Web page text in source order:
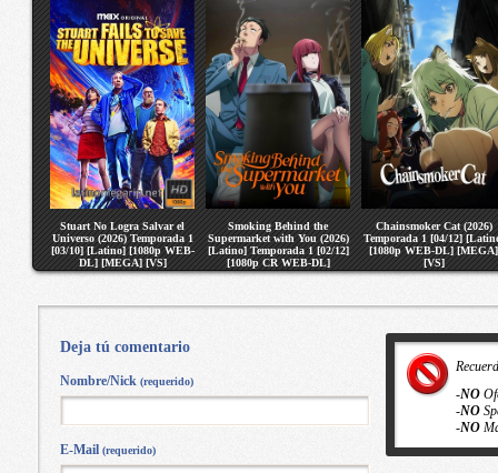
Stuart No Logra Salvar el
Universo (2026) Temporada 1
[03/10] [Latino] [1080p WEB-
DL] [MEGA] [VS]
Smoking Behind the
Supermarket with You (2026)
[Latino] Temporada 1 [02/12]
[1080p CR WEB-DL]
[MEGA] [VS]
Chainsmoker Cat (2026)
Temporada 1 [04/12]
[1080p WEB-DL] [MEGA]
[VS]
-NO
-NO
-NO
Deja tú comentario
Nombre/Nick (requerido)
E-Mail (requerido)